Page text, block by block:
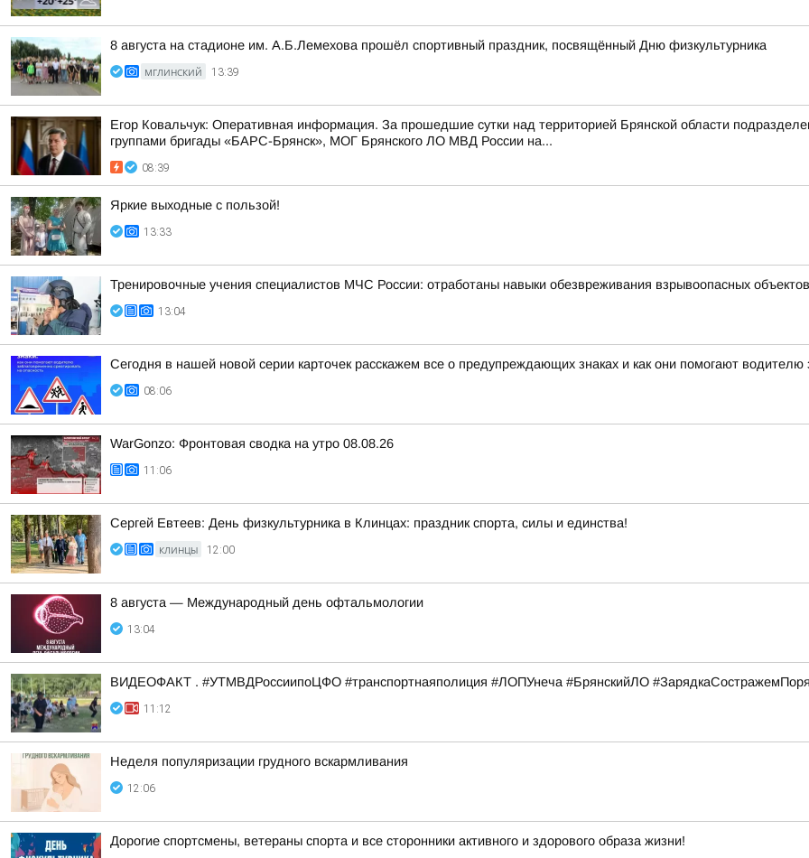
8 августа на стадионе им. А.Б.Лемехова прошёл спортивный праздник, посвящённый Дню физкультурника
МГЛИНСКИЙ 13:39
Егор Ковальчук: Оперативная информация. За прошедшие сутки над территорией Брянской области
группами бригады «БАРС-Брянск», МОГ Брянского ЛО МВД России на...
08:39
Яркие выходные с пользой!
13:33
Тренировочные учения специалистов МЧС России: отработаны навыки обезвреживания взрывоопасных объектов
13:04
Сегодня в нашей новой серии карточек расскажем все о предупреждающих знаках и как они помогают водителю
08:06
WarGonzo: Фронтовая сводка на утро 08.08.26
11:06
Сергей Евтеев: День физкультурника в Клинцах: праздник спорта, силы и единства!
КЛИНЦЫ 12:00
8 августа — Международный день офтальмологии
13:04
ВИДЕОФАКТ . #УТМВДРоссиипоЦФО #транспортнаяполиция #ЛОПУнеча #БрянскийЛО
11:12
Неделя популяризации грудного вскармливания
12:06
Дорогие спортсмены, ветераны спорта и все сторонники активного и здорового образа жизни!